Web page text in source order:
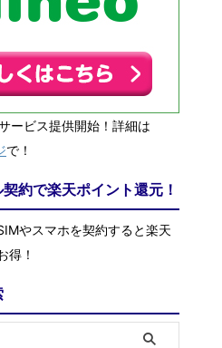
ービス提供開始！詳細は
で！
約で楽天ポイント還元！
やスマホを契約すると楽天
得！